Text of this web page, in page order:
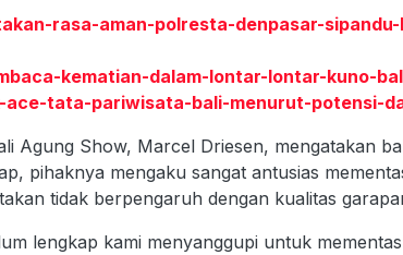
rasa-aman-polresta-denpasar-
kematian-dalam-lontar-lontar-kuno-
tata-pariwisata-bali-menurut-potensi-
Agung Show, Marcel Driesen, mengatakan
pihaknya mengaku sangat antusias
tidak berpengaruh dengan kualitas
lengkap kami menyanggupi untuk